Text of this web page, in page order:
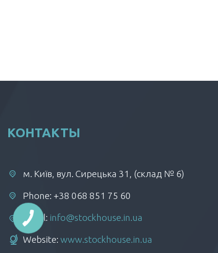
КОНТАКТЫ
м. Київ, вул. Сирецька 31, (склад № 6)
Phone: +38 068 851 75 60
Email: info@stockhouse.in.ua
Website: www.stockhouse.in.ua